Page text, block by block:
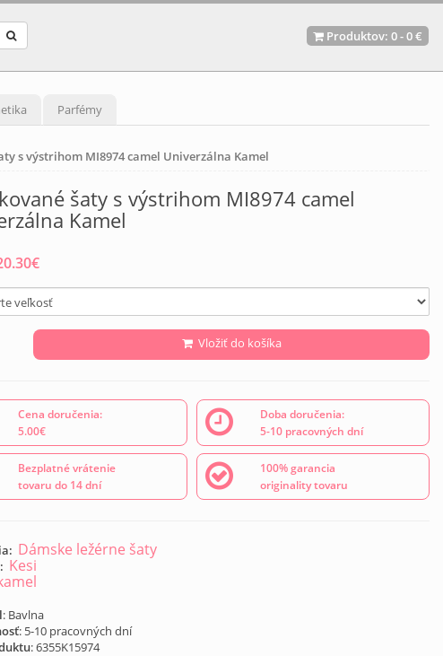
Produktov: 0-0 €
Parfémy
s výstrihom MI8974 camel Univerzálna Kamel
šaty s výstrihom MI8974 camel
Kamel
€
Vložiť do košíka
Cena doručenia:
5.00€
Doba doručenia:
5-10 pracovných dní
Bezplatné vrátenie
tovaru do 14 dní
100% garancia
originality tovaru
Dámske ležérne šaty
Kesi
: Bavlna
: 5-10 pracovných dní
:6355K15974